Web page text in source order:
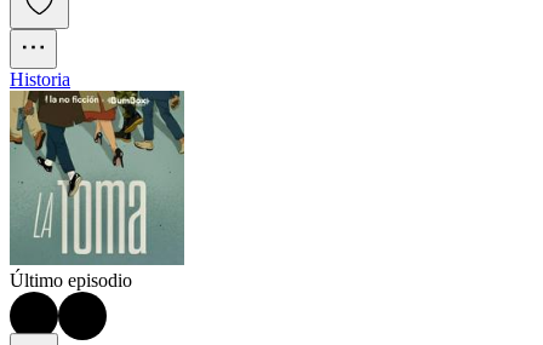
Historia
Último episodio